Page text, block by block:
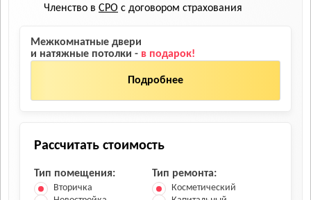
Членство в СРО с договором страхования
Межкомнатные двери
и натяжные потолки - в подарок!
Подробнее
Рассчитать стоимость
Тип помещения:
Вторичка
Тип ремонта:
Косметический